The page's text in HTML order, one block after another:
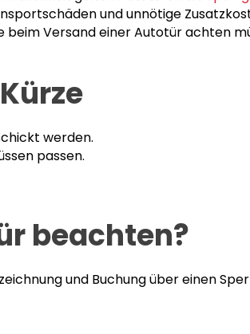
und unnötige
Versand einer Autotür achten
werden.
passen.
beachten?
und Buchung über einen